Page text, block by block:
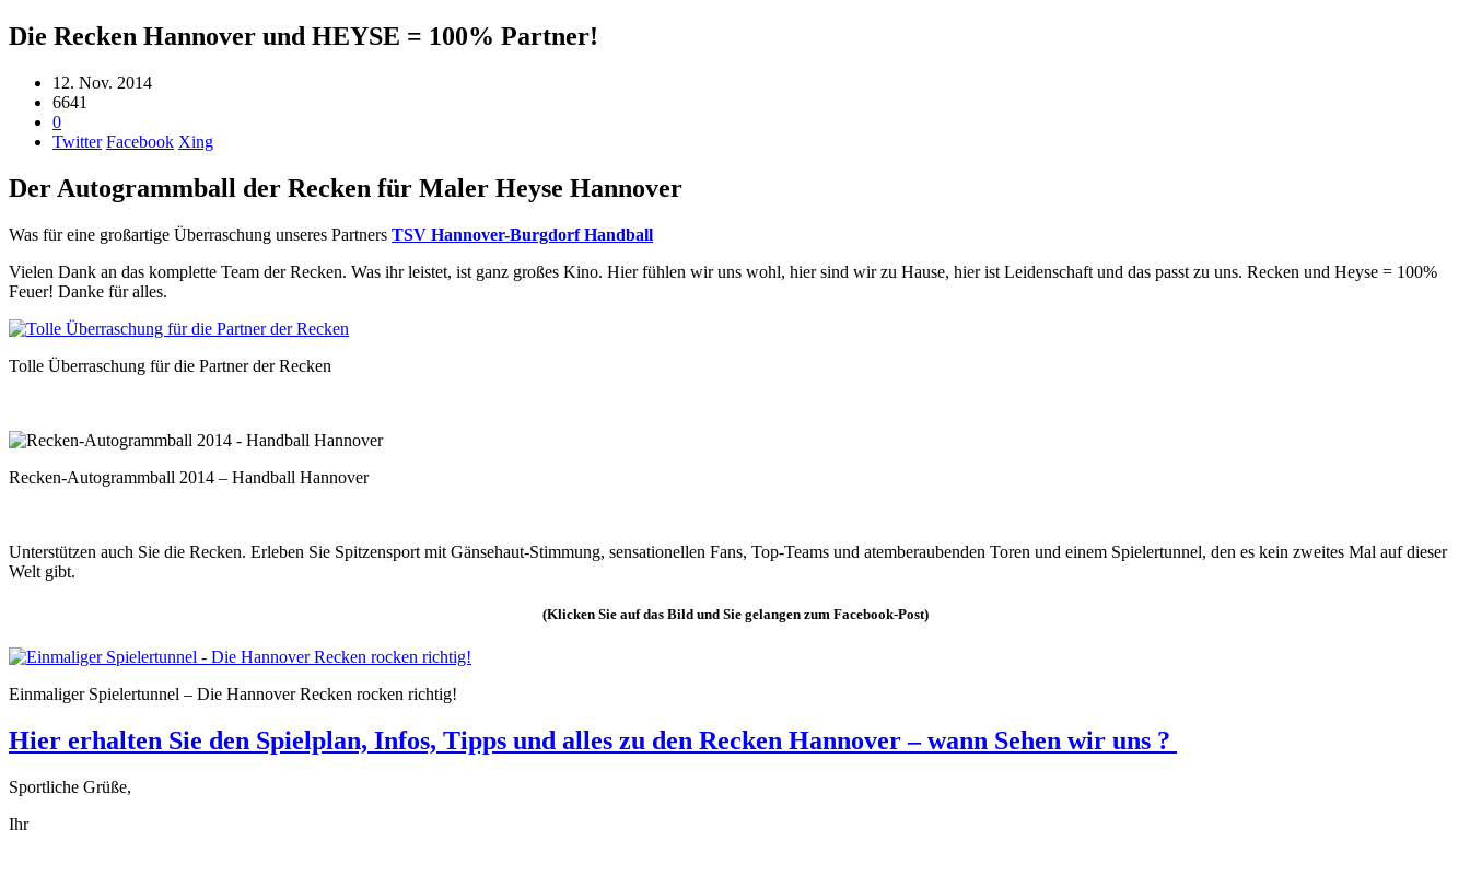
Die Recken Hannover und HEYSE = 100% Partner!
12. Nov. 2014
6641
0
Twitter Facebook Xing
Der Autogrammball der Recken für Maler Heyse Hannover
Was für eine großartige Überraschung unseres Partners TSV Hannover-Burgdorf Handball
Vielen Dank an das komplette Team der Recken. Was ihr leistet, ist ganz großes Kino. Hier fühlen wir uns wohl, hier sind wir zu Hause, hier ist Leidenschaft und das passt zu uns. Recken und Heyse = 100%
Feuer! Danke für alles.
Tolle Überraschung für die Partner der Recken
Recken-Autogrammball 2014 – Handball Hannover
Unterstützen auch Sie die Recken. Erleben Sie Spitzensport mit Gänsehaut-Stimmung, sensationellen Fans, Top-Teams und atemberaubenden Toren und einem Spielertunnel, den es kein zweites Mal auf dieser
Welt gibt.
(Klicken Sie auf das Bild und Sie gelangen zum Facebook-Post)
Einmaliger Spielertunnel – Die Hannover Recken rocken richtig!
Hier erhalten Sie den Spielplan, Infos, Tipps und alles zu den Recken Hannover – wann Sehen wir uns ?
Sportliche Grüße,
Ihr